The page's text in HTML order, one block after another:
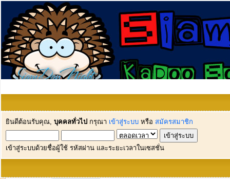
ยินดีต้อนรับคุณ, บุคคลทั่วไป กรุณา เข้าสู่ระบบ หรือ สมัครสมาชิก
เข้าสู่ระบบด้วยชื่อผู้ใช้ รหัสผ่าน และระยะเวลาในเซสชั่น